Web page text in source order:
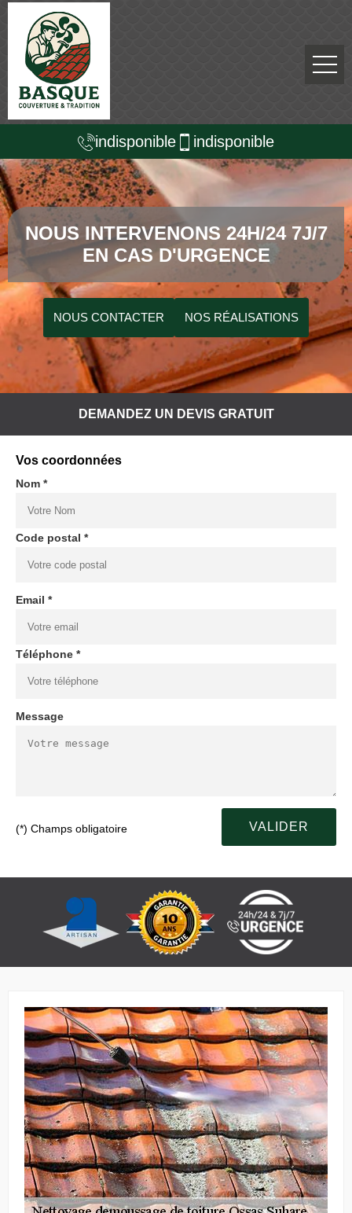
indisponible indisponible
NOUS INTERVENONS 24H/24 7J/7
EN CAS D'URGENCE
NOUS CONTACTER NOS RÉALISATIONS
DEMANDEZ UN DEVIS GRATUIT
Vos coordonnées
Nom *
Code postal *
Email *
Téléphone *
Message
(*) Champs obligatoire